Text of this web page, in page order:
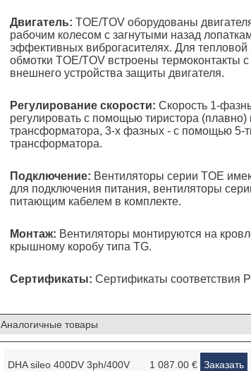
Двигатель: TOE/TOV оборудованы
рабочим колесом с загнутыми назад
эффективных виброгасителях. Для тепловой
обмотки TOE/TOV встроены термоконтакты
внешнего устройства защиты двигателя.
Регулирование скорости: Скорость 1-
регулировать с помощью тиристора (плавно)
трансформатора, 3-х фазных - с помощью 5-
трансформатора.
Подключение: Вентиляторы серии TOE
для подключения питания, вентиляторы
питающим кабелем в комплекте.
Монтаж: Вентиляторы монтируются на
крышному коробу типа TG.
Сертификаты: Сертификаты соответствия
Аналогичные товары
DHA sileo 400DV 3ph/400V 1 087.00 € Заказать